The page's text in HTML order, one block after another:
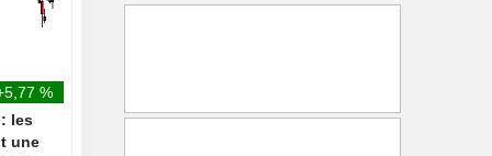
%
les
une
technologiques, occultant la
couronnes danoises